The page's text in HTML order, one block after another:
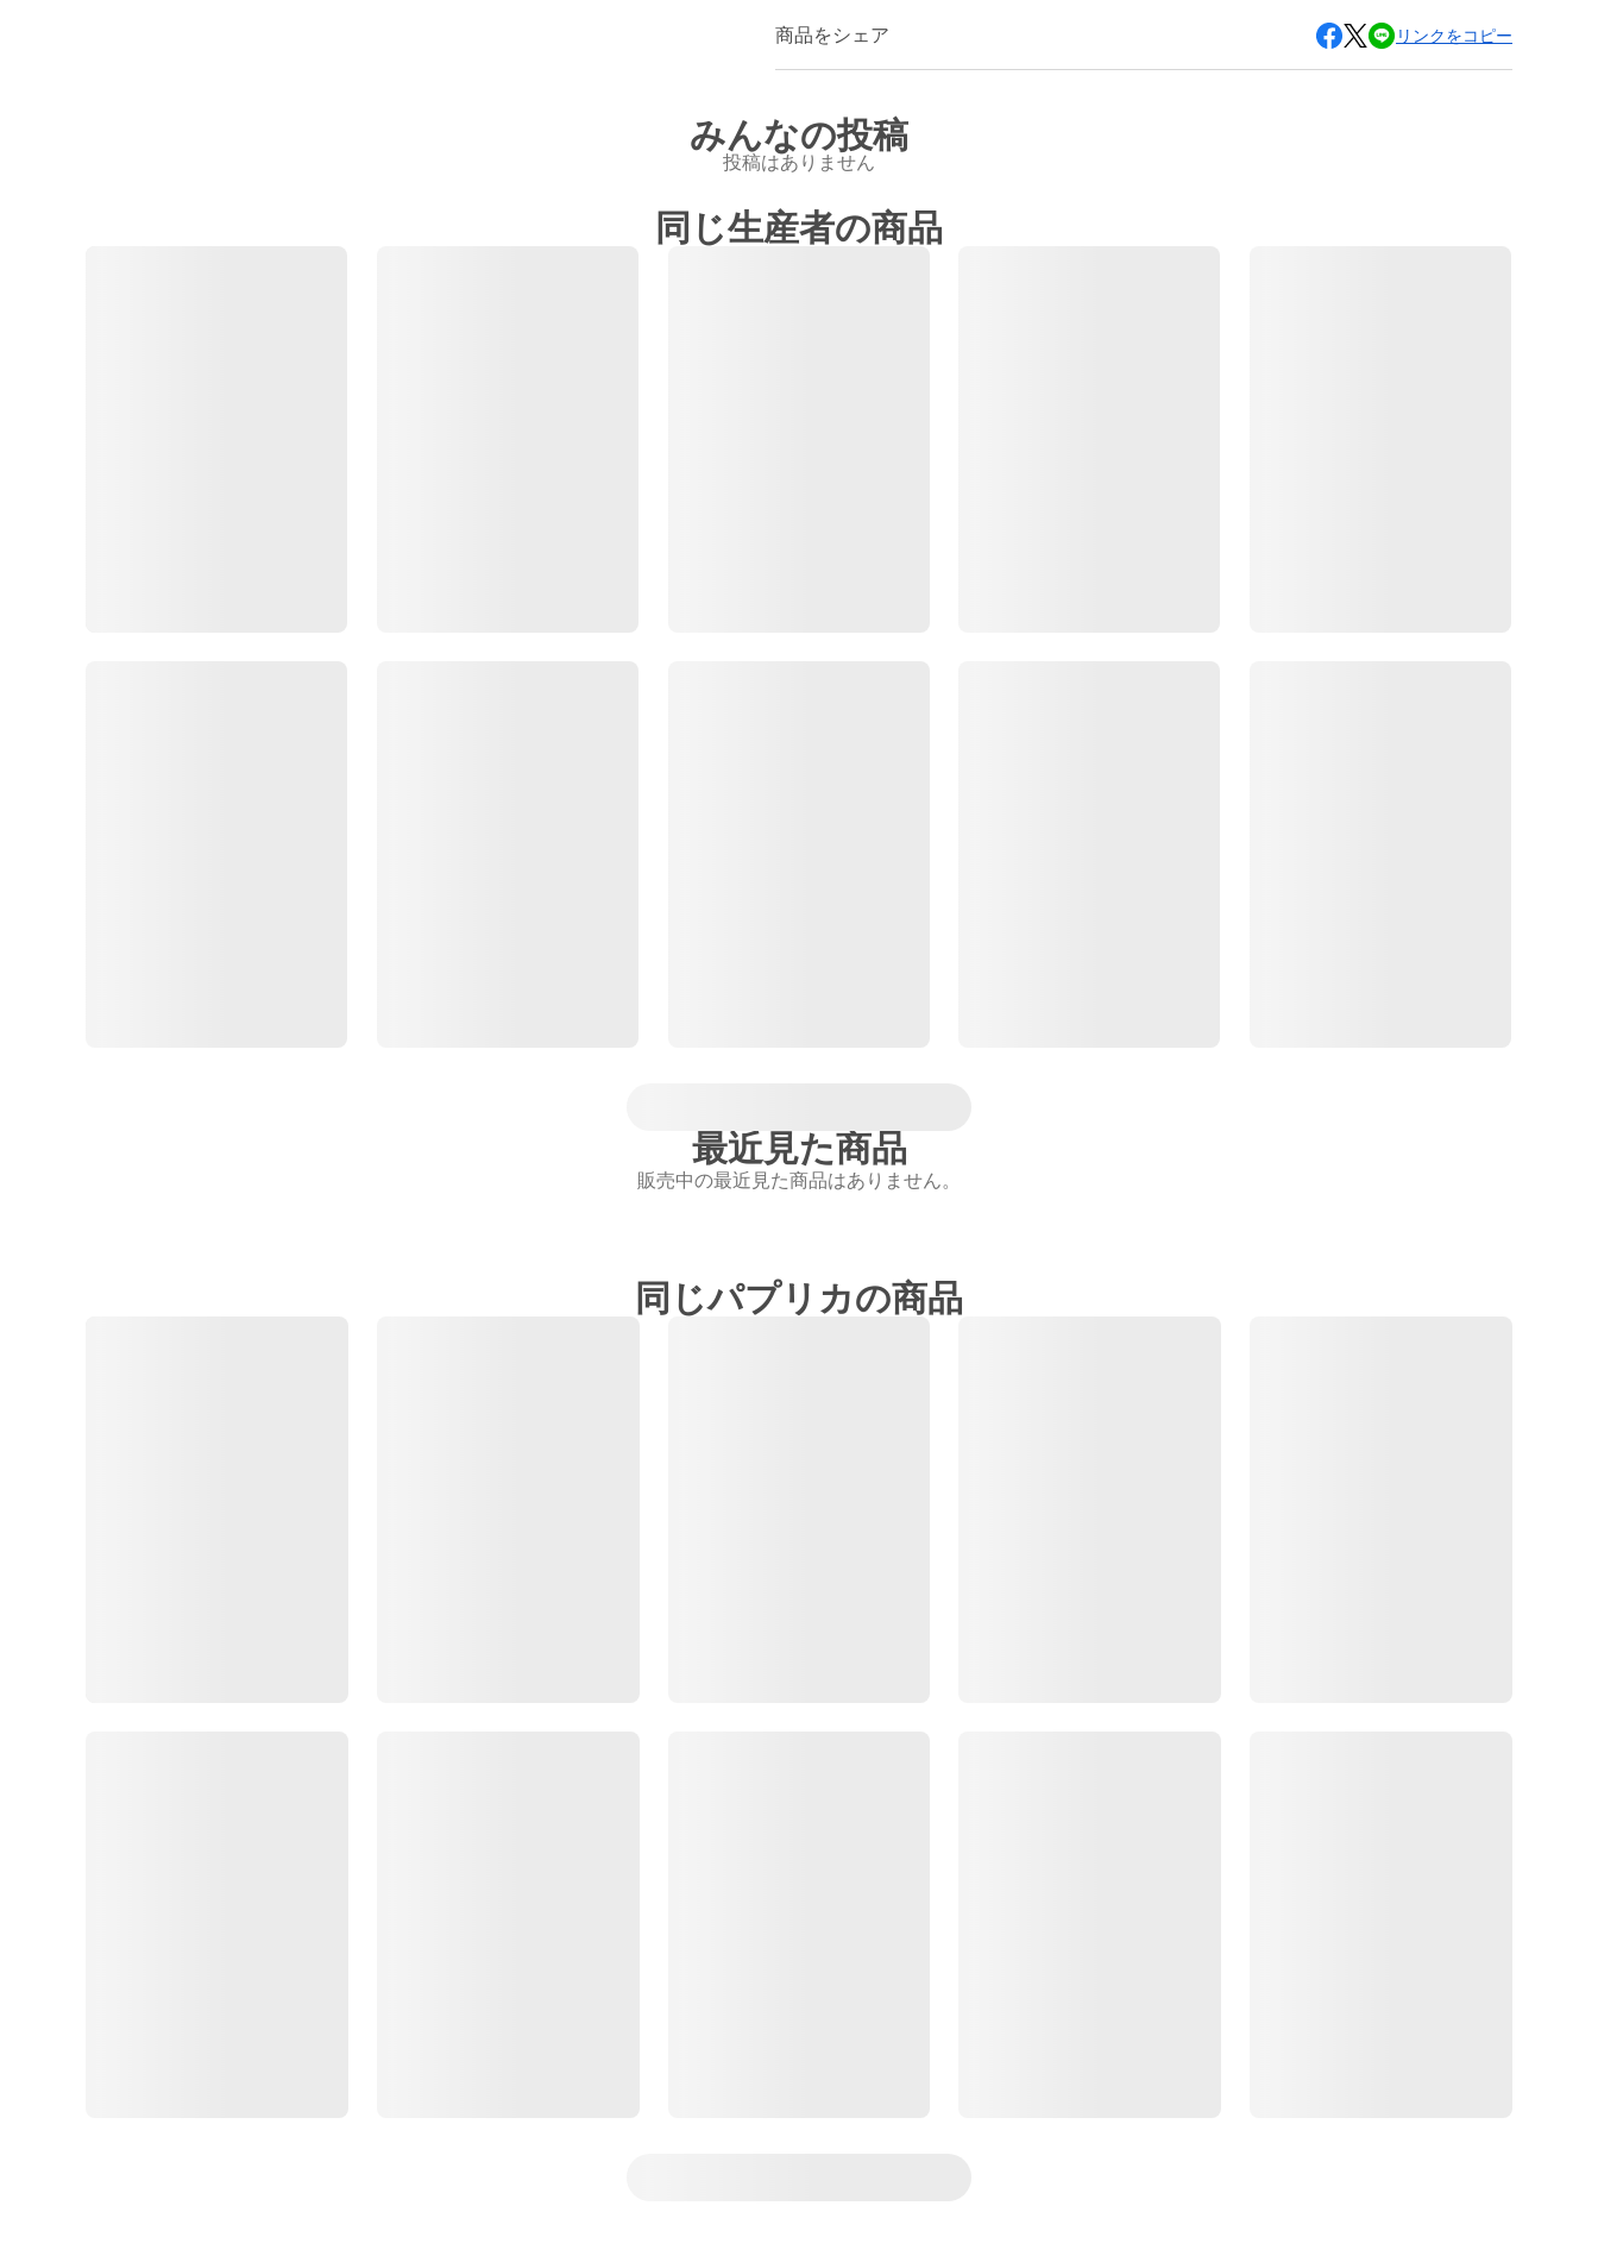
商品をシェア リンクをコピー
みんなの投稿
投稿はありません
同じ生産者の商品
最近見た商品
販売中の最近見た商品はありません。
同じパプリカの商品